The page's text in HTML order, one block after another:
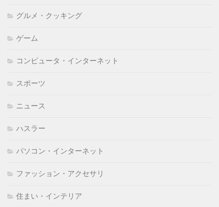
グルメ・クッキング
ゲーム
コンピュータ・インターネット
スポーツ
ニュース
ハスラー
パソコン・インターネット
ファッション・アクセサリ
住まい・インテリア